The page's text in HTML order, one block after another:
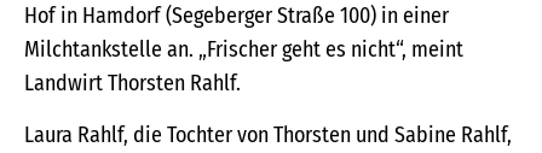
Hof in Hamdorf (Segeberger Straße 100) in einer
Milchtankstelle an. „Frischer geht es nicht“, meint
Landwirt Thorsten Rahlf.
Laura Rahlf, die Tochter von Thorsten und Sabine Rahlf,